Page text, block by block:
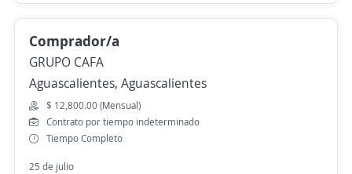
Comprador/a
GRUPO CAFA
Aguascalientes, Aguascalientes
$ 12,800.00 (Mensual)
Contrato por tiempo indeterminado
Tiempo Completo
25 de julio